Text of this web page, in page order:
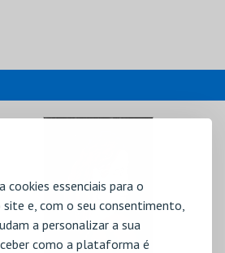
essenciais para o
e, com o seu consentimento,
a personalizar a sua
como a plataforma é